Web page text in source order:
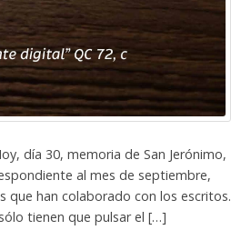
día 30, memoria de San Jerónimo,
al mes de septiembre,
que han colaborado con los escritos.
tienen que pulsar el […]